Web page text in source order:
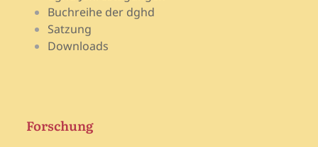
Buchreihe der dghd
Satzung
Downloads
Forschung